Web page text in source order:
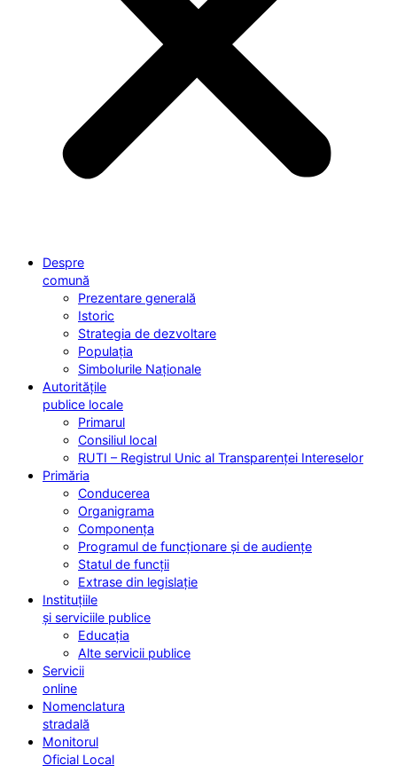
Despre
comună
Prezentare generală
Istoric
Strategia de dezvoltare
Populația
Simbolurile Naționale
Autoritățile
publice locale
Primarul
Consiliul local
RUTI – Registrul Unic al Transparenței Intereselor
Primăria
Conducerea
Organigrama
Componența
Programul de funcționare și de audiențe
Statul de funcții
Extrase din legislație
Instituțiile
și serviciile publice
Educația
Alte servicii publice
Servicii
online
Nomenclatura
stradală
Monitorul
Oficial Local